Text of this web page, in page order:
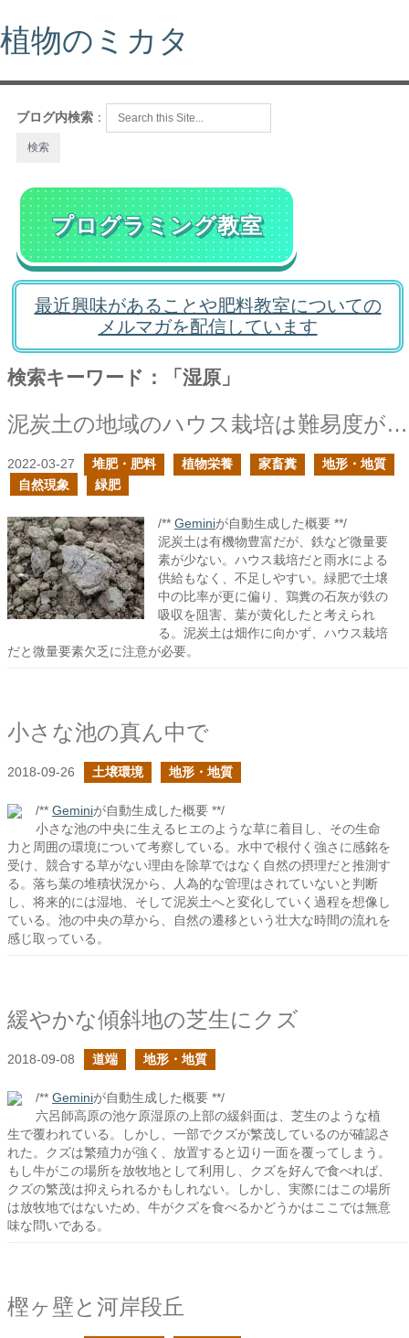
植物のミカタ
ブログ内検索 ：
プログラミング教室
最近興味があることや肥料教室についての
メルマガを配信しています
検索キーワード：「湿原」
泥炭土の地域のハウス栽培は難易度が高い
2022-03-27 堆肥・肥料 植物栄養 家畜糞
地形・地質
自然現象
緑肥
/** Geminiが自動生成した概要 **/
泥炭土は有機物豊富だが、鉄など微量要
素が少ない。ハウス栽培だと雨水による
供給もなく、不足しやすい。緑肥で土壌
中の比率が更に偏り、鶏糞の石灰が鉄の
吸収を阻害、葉が黄化したと考えられ
る。泥炭土は畑作に向かず、ハウス栽培
だと微量要素欠乏に注意が必要。
小さな池の真ん中で
2018-09-26 土壌環境 地形・地質
/** Geminiが自動生成した概要 **/
小さな池の中央に生えるヒエのような草に着目し、その生命
力と周囲の環境について考察している。水中で根付く強さに感銘を
受け、競合する草がない理由を除草ではなく自然の摂理だと推測す
る。落ち葉の堆積状況から、人為的な管理はされていないと判断
し、将来的には湿地、そして泥炭土へと変化していく過程を想像し
ている。池の中央の草から、自然の遷移という壮大な時間の流れを
感じ取っている。
緩やかな傾斜地の芝生にクズ
2018-09-08 道端 地形・地質
/** Geminiが自動生成した概要 **/
六呂師高原の池ケ原湿原の上部の緩斜面は、芝生のような植
生で覆われている。しかし、一部でクズが繁茂しているのが確認さ
れた。クズは繁殖力が強く、放置すると辺り一面を覆ってしまう。
もし牛がこの場所を放牧地として利用し、クズを好んで食べれば、
クズの繁茂は抑えられるかもしれない。しかし、実際にはこの場所
は放牧地ではないため、牛がクズを食べるかどうかはここでは無意
味な問いである。
樫ヶ壁と河岸段丘